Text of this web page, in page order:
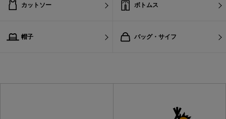
カットソー ボトムス
帽子 バッグ・サイフ